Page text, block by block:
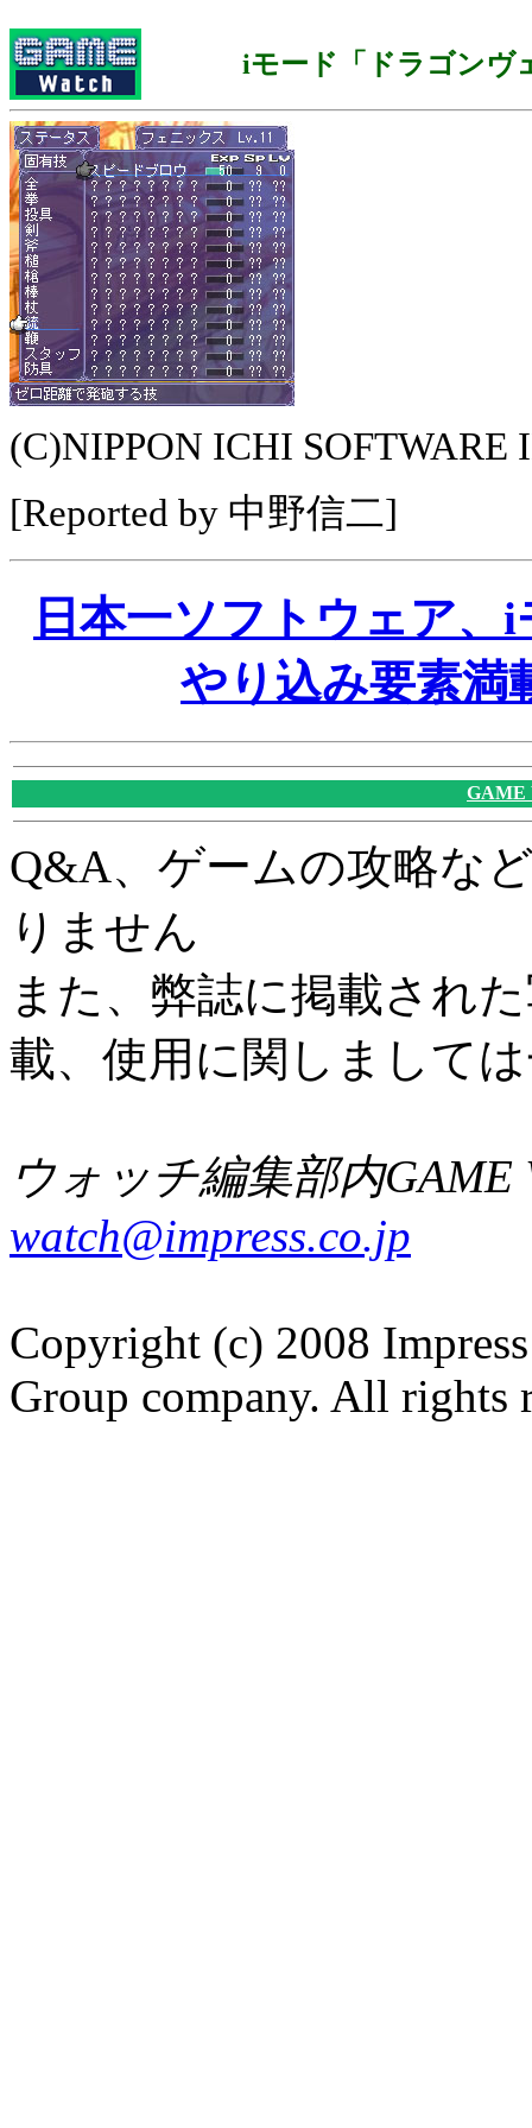
iモード「ドラゴンヴ
(C)NIPPON ICHI SOFTWARE
[Reported by 中野信二]
日本一ソフトウェア
やり込み要素満
GAME
Q&A、ゲームの攻略な
りません
また、弊誌に掲載され
載、使用に関しまして
ウォッチ編集部内GAME
watch@impress.co.jp
Copyright (c) 2008
Group company. All rights